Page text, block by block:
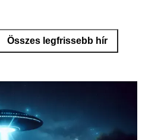
Összes legfrissebb hír